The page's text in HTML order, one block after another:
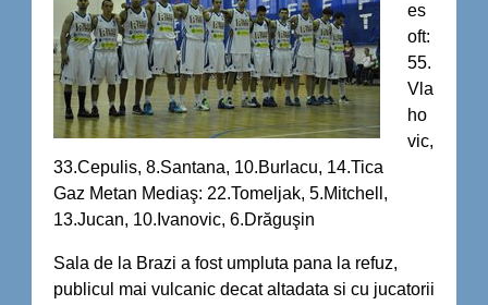
es
oft:
55.
Vla
ho
vic,
33.Cepulis, 8.Santana, 10.Burlacu, 14.Tica
Gaz Metan Mediaş: 22.Tomeljak, 5.Mitchell,
13.Jucan, 10.Ivanovic, 6.Drăguşin
Sala de la Brazi a fost umpluta pana la refuz,
publicul mai vulcanic decat altadata si cu jucatorii